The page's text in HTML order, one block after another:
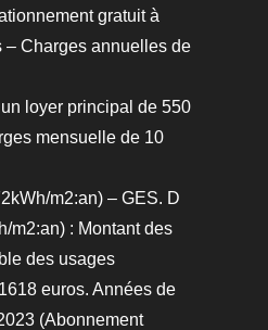
gratuit à
– Charges annuelles de
loyer principal de 550
mensuelle de 10
m2:an) – GES. D
m2:an) : Montant des
des usages
euros. Années de
(Abonnement